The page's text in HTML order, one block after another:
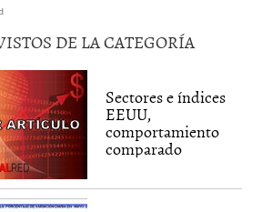
DE LA CATEGORÍA
Sectores e índices
EEUU,
comportamiento
comparado